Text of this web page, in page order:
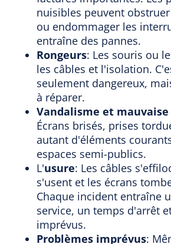
nuisibles peuvent
ou endommager les
entraîne des pannes.
Rongeurs: Les souris ou
les câbles et l'isolation.
seulement dangereux,
à réparer.
Vandalisme et
Écrans brisés, prises
autant d'éléments
espaces semi-publics.
L'usure: Les câbles
s'usent et les écrans
Chaque incident entraîne
service, un temps d'arrêt
imprévus.
Problèmes imprévus: